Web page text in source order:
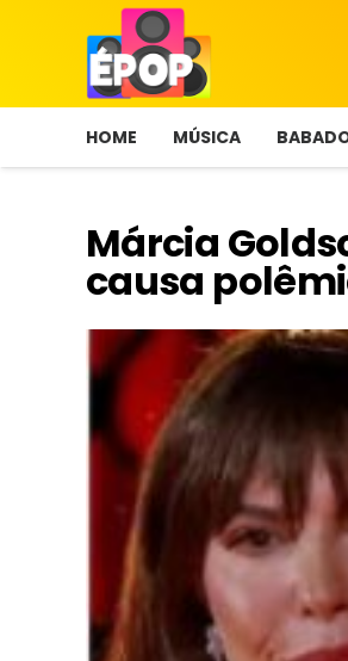
HOME MÚSICA
Márcia
causa